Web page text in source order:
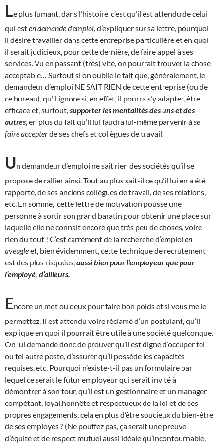
Le plus fumant, dans l’histoire, c’est qu’il est attendu de celui
qui esten demande d’emploi , d’expliquer sur sa lettre, pourquoi
il désire travailler dans cette entreprise particulière et en quoi
il serait judicieux, pour cette dernière, de faire appel à ses
services. Vu en passant (très) vite, on pourrait trouver la chose
acceptable… Surtout si on oublie le fait que, généralement, le
demandeur d’emploi NE SAIT RIEN de cette entreprise (ou de
ce bureau), qu’il ignore si, en effet, il pourra s’y adapter, être
efficace et, surtout, supporter les mentalités des uns et des
autres , en plus du fait qu’il lui faudra lui-même parvenir à se
faire accepterde ses chefs et collègues de travail.
Un demandeur d’emploi ne sait rien des sociétés qu’il se
propose de rallier ainsi. Tout au plus sait-il ce qu’il lui en a été
rapporté, de ses anciens collègues de travail, de ses relations,
etc. En somme, cette lettre de motivation pousse une
personne à sortir son grand baratin pour obtenir une place sur
laquelle elle ne connait encore que très peu de choses, voire
rien du tout ! C’est carrément de la recherche d’emploi en
aveugleet, bien évidemment, cette technique de recrutement
est des plus risquées, aussi bien pour l’employeur que pour
l’employé, d’ailleurs.
Encore un mot ou deux pour faire bon poids et si vous me le
permettez. Il est attendu voire réclamé d’un postulant, qu’il
explique en quoi il pourrait être utile à une société quelconque.
On lui demande donc de prouver qu’il est digne d’occuper tel
ou tel autre poste, d’assurer qu’il possède les capacités
requises, etc. Pourquoi n’existe-t-il pas un formulaire par
lequel ce serait le futur employeur qui serait invité à
démontrer à son tour, qu’il est un gestionnaire et un manager
compétant, loyal,honnête et respectueux de la loi et de ses
propres engagements, cela en plus d’être soucieux du bien-être
de ses employés ? (Ne pouffez pas, ça serait une preuve
d’équité et de respect mutuel aussi idéale qu’incontournable,